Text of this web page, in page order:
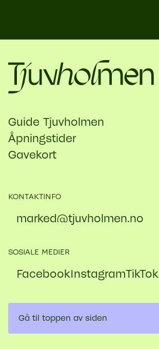
Guide Tjuvholmen
Åpningstider
Gavekort
KONTAKTINFO
marked@​tjuvholmen.no
SOSIALE MEDIER
FacebookInstagramTikTok
Gå til toppen av siden